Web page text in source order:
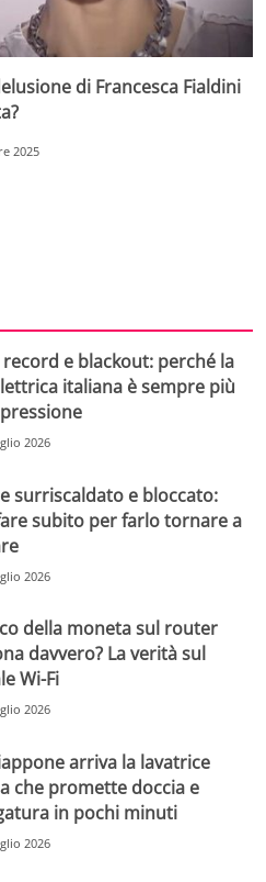
di Francesca Fialdini
2025
record e blackout: perché la
italiana è sempre più
2026
surriscaldato e bloccato:
subito per farlo tornare a
2026
della moneta sul router
davvero? La verità sul
Wi-Fi
2026
arriva la lavatrice
che promette doccia e
in pochi minuti
2026